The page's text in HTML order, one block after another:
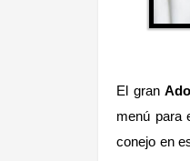
El gran
menú para
conejo en